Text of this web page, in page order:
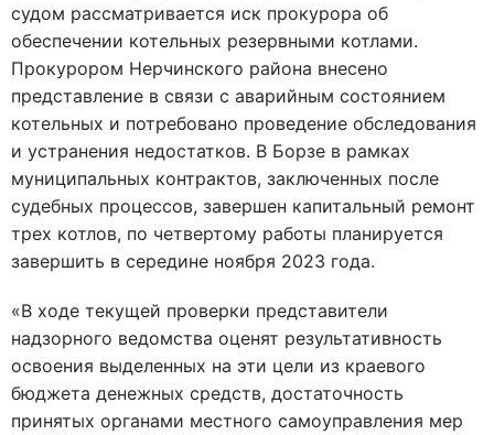
судом рассматривается иск прокурора об
обеспечении котельных резервными котлами.
Прокурором Нерчинского района внесено
представление в связи с аварийным состоянием
котельных и потребовано проведение обследования
и устранения недостатков. В Борзе в рамках
муниципальных контрактов, заключенных после
судебных процессов, завершен капитальный ремонт
трех котлов, по четвертому работы планируется
завершить в середине ноября 2023 года.
«В ходе текущей проверки представители
надзорного ведомства оценят результативность
освоения выделенных на эти цели из краевого
бюджета денежных средств, достаточность
принятых органами местного самоуправления мер